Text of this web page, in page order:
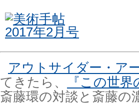
アウトサイダー・ア
てきたら、
『この世
斎藤環の対談と斎藤の